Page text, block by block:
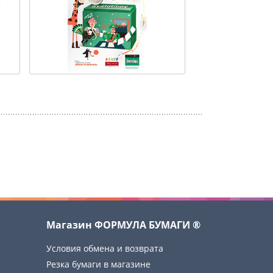
Магазин ФОРМУЛА БУМАГИ ®
Условия обмена и возврата
Резка бумаги в магазине